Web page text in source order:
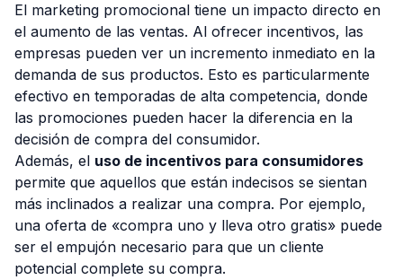
El marketing promocional tiene un impacto directo en
el aumento de las ventas. Al ofrecer incentivos, las
empresas pueden ver un incremento inmediato en la
demanda de sus productos. Esto es particularmente
efectivo en temporadas de alta competencia, donde
las promociones pueden hacer la diferencia en la
decisión de compra del consumidor.
Además, el uso de incentivos para consumidores
permite que aquellos que están indecisos se sientan
más inclinados a realizar una compra. Por ejemplo,
una oferta de «compra uno y lleva otro gratis» puede
ser el empujón necesario para que un cliente
potencial complete su compra.